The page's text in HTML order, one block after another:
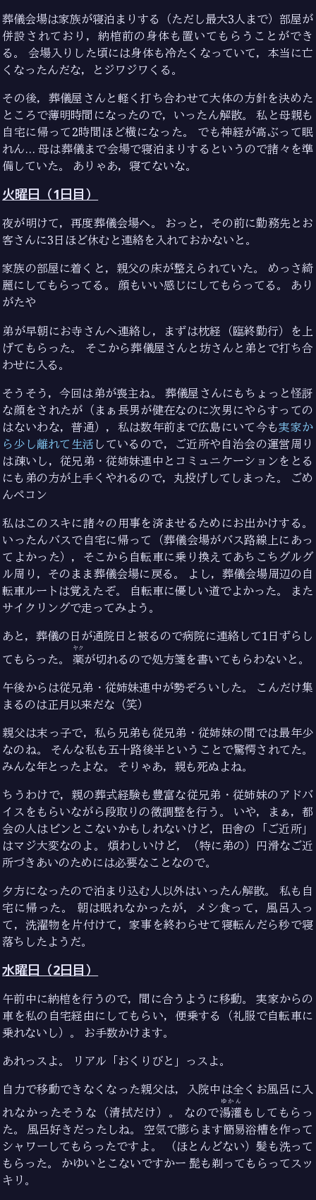
葬儀会場は家族が寝泊まりする（ただし最大3人まで）部屋が
併設されており，納棺前の身体も置いてもらうことができ
る。 会場入りした頃には身体も冷たくなっていて，本当に亡
くなったんだな，とジワジワくる。
その後，葬儀屋さんと軽く打ち合わせて大体の方針を決めた
ところで薄明時間になったので，いったん解散。 私と母親も
自宅に帰って2時間ほど横になった。 でも神経が高ぶって眠
れん… 母は葬儀まで会場で寝泊まりするというので諸々を準
備していた。 ありゃあ，寝てないな。
火曜日（1日目）
夜が明けて，再度葬儀会場へ。 おっと，その前に勤務先とお
客さんに3日ほど休むと連絡を入れておかないと。
家族の部屋に着くと，親父の床が整えられていた。 めっさ綺
麗にしてもらってる。 顔もいい感じにしてもらってる。 あり
がたや
弟が早朝にお寺さんへ連絡し，まずは枕経（臨終勤行）を上
げてもらった。 そこから葬儀屋さんと坊さんと弟とで打ち合
わせに入る。
そうそう，今回は弟が喪主ね。 葬儀屋さんにもちょっと怪訝
な顔をされたが（まぁ長男が健在なのに次男にやらすっての
はないわな，普通），私は数年前まで広島にいて今も実家か
ら少し離れて生活しているので，ご近所や自治会の運営周り
は疎いし，従兄弟・従姉妹連中とコミュニケーションをとる
にも弟の方が上手くやれるので，丸投げしてしまった。 ごめ
んペコン
私はこのスキに諸々の用事を済ませるためにお出かけする。
いったんバスで自宅に帰って（葬儀会場がバス路線上にあっ
てよかった），そこから自転車に乗り換えてあちこちグルグ
ル周り，そのまま葬儀会場に戻る。 よし，葬儀会場周辺の自
転車ルートは覚えたぞ。 自転車に優しい道でよかった。 また
サイクリングで走ってみよう。
あと，葬儀の日が通院日と被るので病院に連絡して1日ずらし
てもらった。薬
ヤク
が切れるので処方箋を書いてもらわないと。
午後からは従兄弟・従姉妹連中が勢ぞろいした。 こんだけ集
まるのは正月以来だな（笑）
親父は末っ子で，私ら兄弟も従兄弟・従姉妹の間では最年少
なのね。 そんな私も五十路後半ということで驚愕されてた。
みんな年とったよな。 そりゃあ，親も死ぬよね。
ちうわけで，親の葬式経験も豊富な従兄弟・従姉妹のアドバ
イスをもらいながら段取りの微調整を行う。 いや，まぁ，都
会の人はピンとこないかもしれないけど，田舎の「ご近所」
はマジ大変なのよ。 煩わしいけど，（特に弟の）円滑なご近
所づきあいのためには必要なことなので。
夕方になったので泊まり込む人以外はいったん解散。 私も自
宅に帰った。 朝は眠れなかったが，メシ食って，風呂入っ
て，洗濯物を片付けて，家事を終わらせて寝転んだら秒で寝
落ちしたようだ。
水曜日（2日目）
午前中に納棺を行うので，間に合うように移動。 実家からの
車を私の自宅経由にしてもらい，便乗する（礼服で自転車に
乗れないし）。 お手数かけます。
あれっスよ。 リアル「おくりびと」っスよ。
自力で移動できなくなった親父は，入院中は全くお風呂に入
れなかったそうな（清拭だけ）。 なので湯灌
ゆかん
もしてもらっ
た。 風呂好きだったしね。 空気で膨らます簡易浴槽を作って
シャワーしてもらったですよ。 （ほとんどない）髪も洗って
もらった。 かゆいとこないですかー 髭も剃ってもらってスッ
キリ。